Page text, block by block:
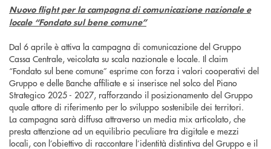
Nuovo flight per la campagna di comunicazione nazionale e
locale “Fondato sul bene comune”
Dal 6 aprile è attiva la campagna di comunicazione del Gruppo
Cassa Centrale, veicolata su scala nazionale e locale. Il claim
“Fondato sul bene comune” esprime con forza i valori cooperativi del
Gruppo e delle Banche affiliate e si inserisce nel solco del Piano
Strategico 2025 - 2027, rafforzando il posizionamento del Gruppo
quale attore di riferimento per lo sviluppo sostenibile dei territori.
La campagna sarà diffusa attraverso un media mix articolato, che
presta attenzione ad un equilibrio peculiare tra digitale e mezzi
locali, con l’obiettivo di raccontare l’identità distintiva del Gruppo e il